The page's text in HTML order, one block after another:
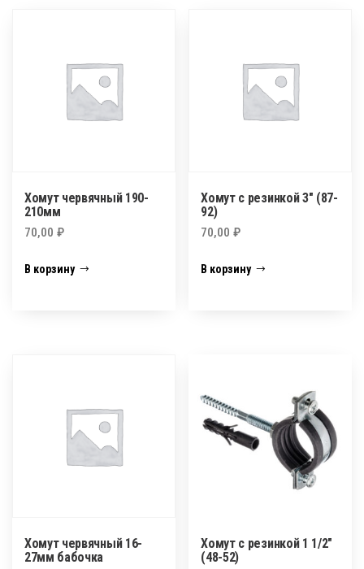
Хомут червячный 190-
210мм
70,00 ₽
В корзину
Хомут с резинкой 3″ (87-
92)
70,00₽
В корзину
Хомут червячный 16-
27мм бабочка
Хомут с резинкой 1 1/2″
(48-52)